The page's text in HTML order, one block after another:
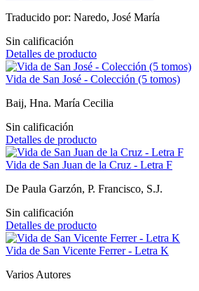
Traducido por: Naredo, José María
Sin calificación
Detalles de producto
Vida de San José - Colección (5 tomos)
Baij, Hna. María Cecilia
Sin calificación
Detalles de producto
Vida de San Juan de la Cruz - Letra F
De Paula Garzón, P. Francisco, S.J.
Sin calificación
Detalles de producto
Vida de San Vicente Ferrer - Letra K
Varios Autores